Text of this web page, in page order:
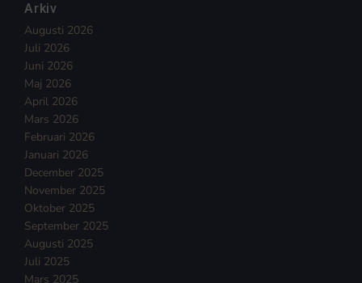
Arkiv
Augusti 2026
Juli 2026
Juni 2026
Maj 2026
April 2026
Mars 2026
Februari 2026
Januari 2026
December 2025
November 2025
Oktober 2025
September 2025
Augusti 2025
Juli 2025
Mars 2025